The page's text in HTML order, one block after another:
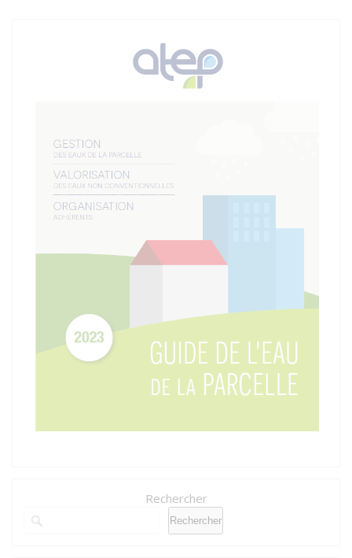
Rechercher
Rechercher